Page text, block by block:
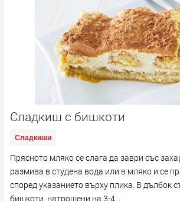
Сладкиш с бишкоти
Сладкиши
Прясното мляко се слага да заври със
размива в студена вода или в мляко и се
според указанието върху плика. В дълбок
бишкоти, натрошени на 3-4...